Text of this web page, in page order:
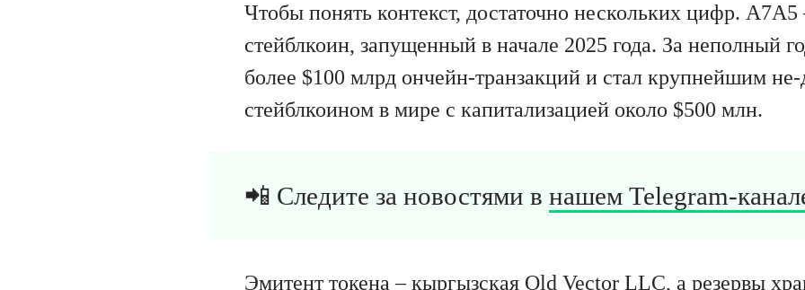
Чтобы понять контекст, достаточно нескольких цифр.
стейблкоин, запущенный в начале 2025 года. За неполный
более $100 млрд ончейн-транзакций и стал крупнейшим
стейблкоином в мире с капитализацией около $500 млн.
📲 Следите за новостями в нашем Telegram-
Эмитент токена – кыргызская Old Vector LLC, а резервы